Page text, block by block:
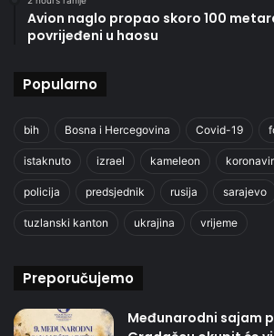
Avion naglo propao skoro 100
povrijeđeni u haosu
Popularno
bih Bosna i Hercegovina Covid-19
istaknuto izrael kameleon
policija predsjednik rusija sarajevo
tuzlanski kanton ukrajina vrijeme
Preporučujemo
Međunarodni sajam